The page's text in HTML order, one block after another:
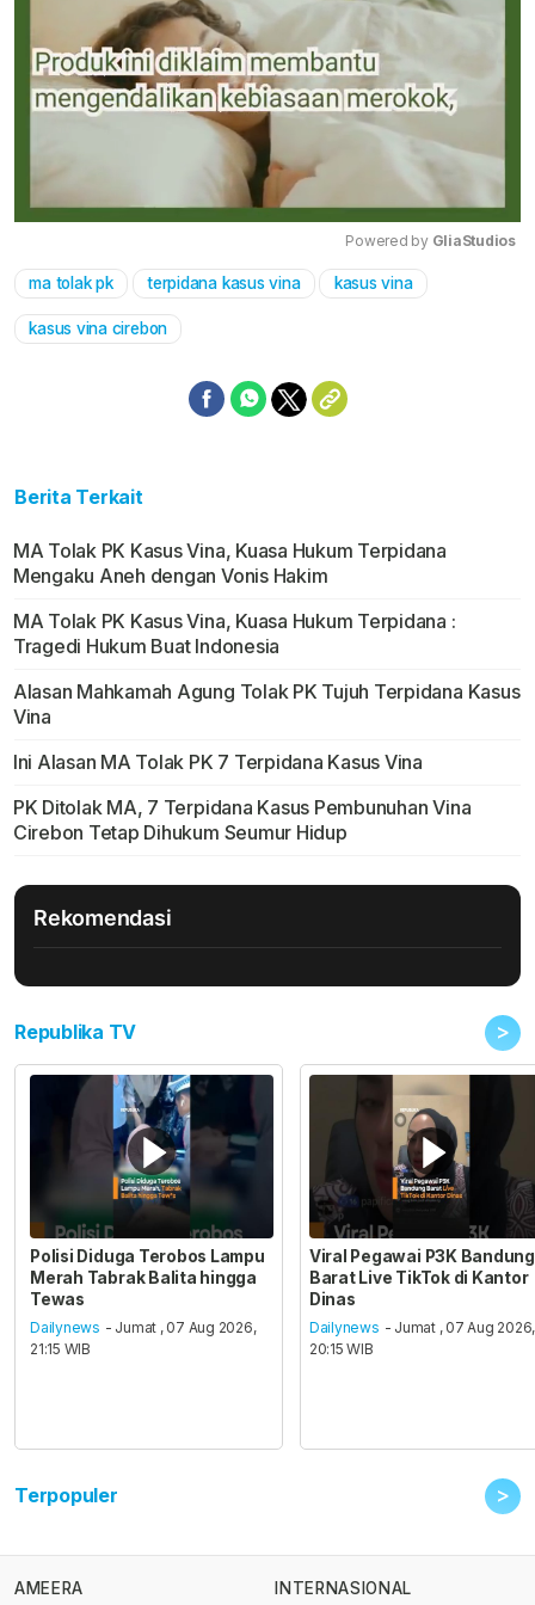
Powered by GliaStudios
ma tolak pk terpidana kasus vina kasus vina
kasus vina cirebon
Berita Terkait
MA Tolak PK Kasus Vina, Kuasa Hukum Terpidana
Mengaku Aneh dengan Vonis Hakim
MA Tolak PK Kasus Vina, Kuasa Hukum Terpidana :
Tragedi Hukum Buat Indonesia
Alasan Mahkamah Agung Tolak PK Tujuh Terpidana Kasus
Vina
Ini Alasan MA Tolak PK 7 Terpidana Kasus Vina
PK Ditolak MA, 7 Terpidana Kasus Pembunuhan Vina
Cirebon Tetap Dihukum Seumur Hidup
Rekomendasi
Republika TV >
Polisi Diduga Terobos Lampu
Merah Tabrak Balita hingga
Tewas
Dailynews - Jumat , 07 Aug 2026,
21:15 WIB
Viral Pegawai P3K Bandung
Barat Live TikTok di Kantor
Dinas
Dailynews - Jumat , 07 Aug 2026,
20:15 WIB
Terpopuler >
AMEERA INTERNASIONAL